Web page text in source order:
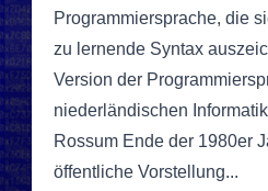
Programmiersprache, die
zu lernende Syntax
Version der
niederländischen
Rossum Ende der 1980er
öffentliche Vorstellung...